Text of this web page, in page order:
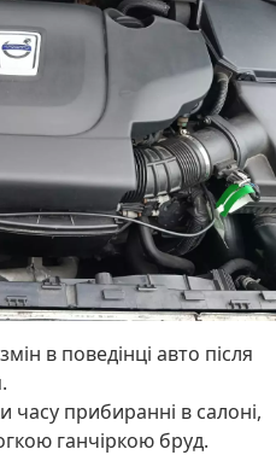
в поведінці авто після
часу прибиранні в салоні,
ганчіркою бруд.